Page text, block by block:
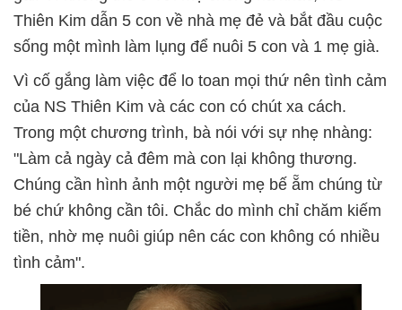
Thiên Kim dẫn 5 con về nhà mẹ đẻ và bắt đầu cuộc
sống một mình làm lụng để nuôi 5 con và 1 mẹ già.
Vì cố gắng làm việc để lo toan mọi thứ nên tình cảm
của NS Thiên Kim và các con có chút xa cách.
Trong một chương trình, bà nói với sự nhẹ nhàng:
"Làm cả ngày cả đêm mà con lại không thương.
Chúng cần hình ảnh một người mẹ bế ẵm chúng từ
bé chứ không cần tôi. Chắc do mình chỉ chăm kiếm
tiền, nhờ mẹ nuôi giúp nên các con không có nhiều
tình cảm".